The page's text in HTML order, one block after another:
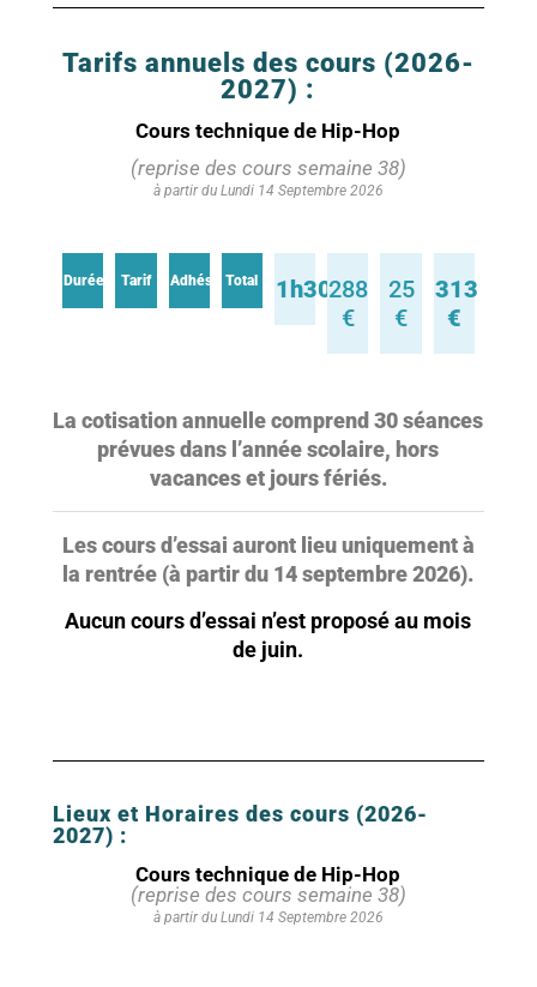
Tarifs annuels des cours (2026-
2027) :
Cours technique de Hip-Hop
(reprise des cours semaine 38)
à partir du Lundi 14 Septembre 2026
Durée Tarif AdhésionTotal 1h30288
€
25
€
313
€
La cotisation annuelle comprend 30 séances
prévues dans l’année scolaire, hors
vacances et jours fériés.
Les cours d’essai auront lieu uniquement à
la rentrée (à partir du 14 septembre 2026).
Aucun cours d’essai n’est proposé au mois
de juin.
Lieux et Horaires des cours (2026-
2027) :
Cours technique de Hip-Hop
(reprise des cours semaine 38)
à partir du Lundi 14 Septembre 2026